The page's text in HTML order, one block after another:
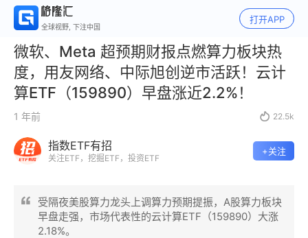
全球视野, 下注中国
打开APP
微软、Meta 超预期财报点燃算力板块热
度，用友网络、中际旭创逆市活跃！云计
算ETF（159890）早盘涨近2.2%！
1 年前  22.5k
指数ETF有招
关注ETF，挖掘ETF，投资ETF
+关注
受隔夜美股算力龙头上调算力预期提振，A股算力板块
早盘走强，市场代表性的云计算ETF（159890）大涨
2.18%。